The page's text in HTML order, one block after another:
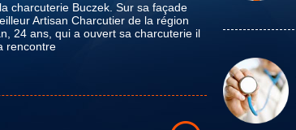
charcuterie Buczek. Sur sa façade
Artisan Charcutier de la région
24 ans, qui a ouvert sa charcuterie il
rencontre